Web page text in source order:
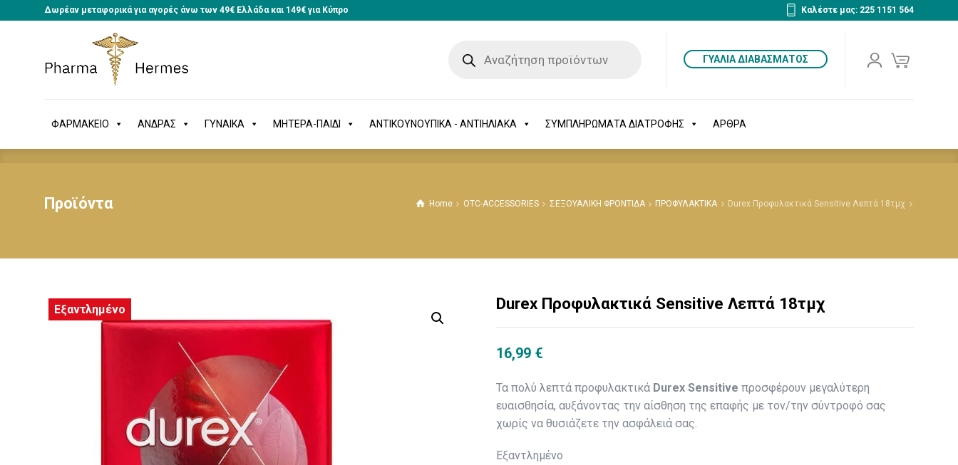
Δωρέαν μεταφορικά για αγορές άνω των 49€ Ελλάδα και 149€ για Κύπρο Καλέστε μας: 225 1151 564
ΓΥΑΛΙΑ ΔΙΑΒΑΣΜΑΤΟΣ
ΦΑΡΜΑΚΕΙΟ ΑΝΔΡΑΣ ΓΥΝΑΙΚΑ ΜΗΤΕΡΑ-ΠΑΙΔΙ ΑΝΤΙΚΟΥΝΟΥΠΙΚΑ - ΑΝΤΙΗΛΙΑΚΑ ΣΥΜΠΛΗΡΩΜΑΤΑ ΔΙΑΤΡΟΦΗΣ ΑΡΘΡΑ
ΦΑΡΜΑΚΕΙΟ ΑΝΔΡΑΣ ΓΥΝΑΙΚΑ ΜΗΤΕΡΑ-ΠΑΙΔΙ ΑΝΤΙΚΟΥΝΟΥΠΙΚΑ - ΑΝΤΙΗΛΙΑΚΑ ΣΥΜΠΛΗΡΩΜΑΤΑ ΔΙΑΤΡΟΦΗΣ ΑΡΘΡΑ
Προϊόντα Home OTC-ACCESSORIES ΣΕΞΟΥΑΛΙΚΗ ΦΡΟΝΤΙΔΑ ΠΡΟΦΥΛΑΚΤΙΚΑ Durex Προφυλακτικά Sensitive Λεπτά 18τμχ
Εξαντλημένο Durex Προφυλακτικά Sensitive Λεπτά 18τμχ
16,99 €
Τα πολύ λεπτά προφυλακτικά Durex Sensitive προσφέρουν μεγαλύτερη
ευαισθησία, αυξάνοντας την αίσθηση της επαφής με τον/την σύντροφό σας
χωρίς να θυσιάζετε την ασφάλειά σας.
Εξαντλημένο